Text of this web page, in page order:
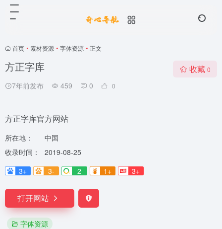
首页 • 素材资源 • 字体资源 • 正文
方正字库
7年前发布 459 0 0
收藏 0
方正字库官方网站
所在地：
中国
收录时间：
2019-08-25
3+
3- 2 1+ 3+
打开网站
字体资源